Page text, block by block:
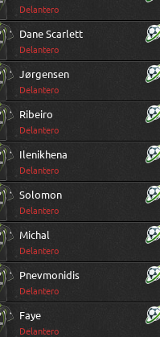
Delantero
Dane Scarlett
Delantero
Jørgensen
Delantero
Ribeiro
Delantero
Ilenikhena
Delantero
Solomon
Delantero
Michal
Delantero
Pnevmonidis
Delantero
Faye
Delantero